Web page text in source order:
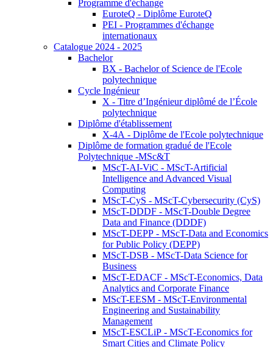
Programme d'échange
EuroteQ - Diplôme EuroteQ
PEI - Programmes d'échange
internationaux
Catalogue 2024 - 2025
Bachelor
BX - Bachelor of Science de l'Ecole
polytechnique
Cycle Ingénieur
X - Titre d’Ingénieur diplômé de l’École
polytechnique
Diplôme d'établissement
X-4A - Diplôme de l'Ecole polytechnique
Diplôme de formation gradué de l'Ecole
Polytechnique -MSc&T
MScT-AI-ViC - MScT-Artificial
Intelligence and Advanced Visual
Computing
MScT-CyS - MScT-Cybersecurity (CyS)
MScT-DDDF - MScT-Double Degree
Data and Finance (DDDF)
MScT-DEPP - MScT-Data and Economics
for Public Policy (DEPP)
MScT-DSB - MScT-Data Science for
Business
MScT-EDACF - MScT-Economics, Data
Analytics and Corporate Finance
MScT-EESM - MScT-Environmental
Engineering and Sustainability
Management
MScT-ESCLiP - MScT-Economics for
Smart Cities and Climate Policy